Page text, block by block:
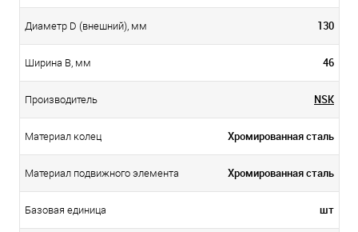
Диаметр D (внешний), мм 130
Ширина B, мм 46
Производитель NSK
Материал колец Хромированная сталь
Материал подвижного элемента Хромированная сталь
Базовая единица шт